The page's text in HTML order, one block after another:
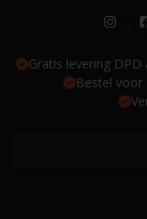
Gratis levering
Bestel voor